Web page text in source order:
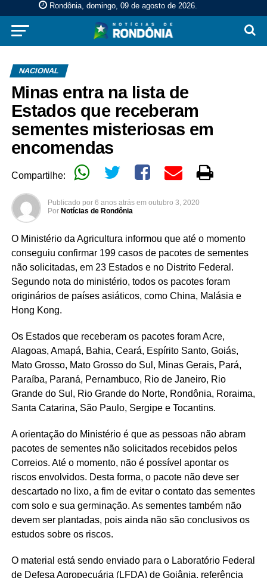
Rondônia, domingo, 09 de agosto de 2026.
NACIONAL
Minas entra na lista de
Estados que receberam
sementes misteriosas em
encomendas
Compartilhe:
Publicado por 6 anos atrás em outubro 3, 2020
Por Notícias de Rondônia
O Ministério da Agricultura informou que até o momento
conseguiu confirmar 199 casos de pacotes de sementes
não solicitadas, em 23 Estados e no Distrito Federal.
Segundo nota do ministério, todos os pacotes foram
originários de países asiáticos, como China, Malásia e
Hong Kong.
Os Estados que receberam os pacotes foram Acre,
Alagoas, Amapá, Bahia, Ceará, Espírito Santo, Goiás,
Mato Grosso, Mato Grosso do Sul, Minas Gerais, Pará,
Paraíba, Paraná, Pernambuco, Rio de Janeiro, Rio
Grande do Sul, Rio Grande do Norte, Rondônia, Roraima,
Santa Catarina, São Paulo, Sergipe e Tocantins.
A orientação do Ministério é que as pessoas não abram
pacotes de sementes não solicitados recebidos pelos
Correios. Até o momento, não é possível apontar os
riscos envolvidos. Desta forma, o pacote não deve ser
descartado no lixo, a fim de evitar o contato das sementes
com solo e sua germinação. As sementes também não
devem ser plantadas, pois ainda não são conclusivos os
estudos sobre os riscos.
O material está sendo enviado para o Laboratório Federal
de Defesa Agropecuária (LFDA) de Goiânia, referência